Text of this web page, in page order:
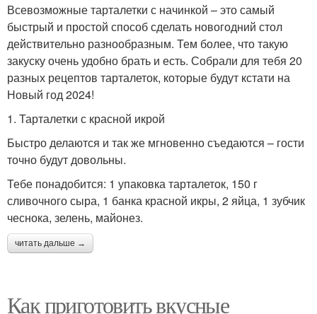
Всевозможные тарталетки с начинкой – это самый
быстрый и простой способ сделать новогодний стол
действительно разнообразным. Тем более, что такую
закуску очень удобно брать и есть. Собрали для тебя 20
разных рецептов тарталеток, которые будут кстати на
Новый год 2024!
1. Тарталетки с красной икрой
Быстро делаются и так же мгновенно съедаются – гости
точно будут довольны.
Тебе понадобится: 1 упаковка тарталеток, 150 г
сливочного сыра, 1 банка красной икры, 2 яйца, 1 зубчик
чеснока, зелень, майонез.
читать дальше →
Как приготовить вкусные